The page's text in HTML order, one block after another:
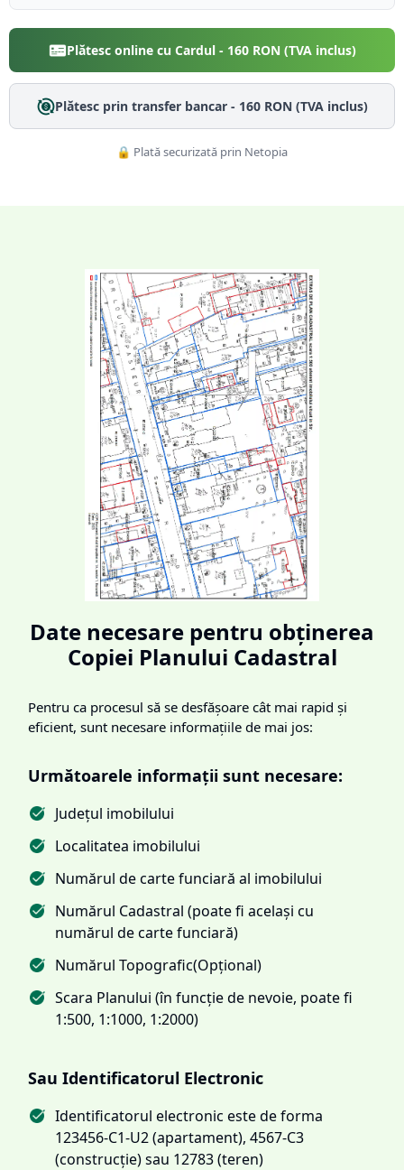
Plătesc online cu Cardul - 160RON (TVA inclus)
Plătesc prin transfer bancar - 160RON (TVA inclus)
🔒 Plată securizată prin Netopia
Date necesare pentru obținerea
Copiei Planului Cadastral
Pentru ca procesul să se desfășoare cât mai rapid și
eficient, sunt necesare informațiile de mai jos:
Următoarele informații sunt necesare:
Județul imobilului
Localitatea imobilului
Numărul de carte funciară al imobilului
Numărul Cadastral (poate fi același cu
numărul de carte funciară)
Numărul Topografic(Opțional)
Scara Planului (în funcție de nevoie, poate fi
1:500, 1:1000, 1:2000)
Sau Identificatorul Electronic
Identificatorul electronic este de forma
123456-C1-U2 (apartament), 4567-C3
(construcție) sau 12783 (teren)